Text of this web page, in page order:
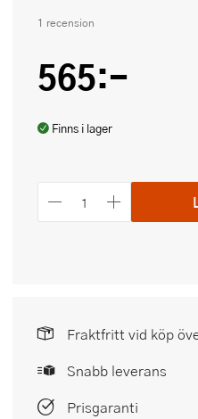
1 recension
565:-
Finns i lager
Fraktfritt vid köp
Snabb leverans
Prisgaranti